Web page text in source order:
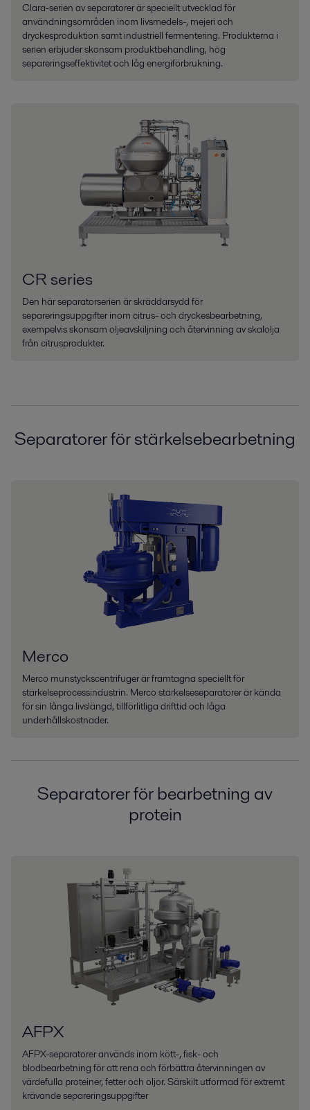
Clara-serien av separatorer är speciellt utvecklad för
användningsområden inom livsmedels-, mejeri och
dryckesproduktion samt industriell fermentering. Produkterna i
serien erbjuder skonsam produktbehandling, hög
separeringseffektivitet och låg energiförbrukning.
CR series
Den här separatorserien är skräddarsydd för
separeringsuppgifter inom citrus- och dryckesbearbetning,
exempelvis skonsam oljeavskiljning och återvinning av skalolja
från citrusprodukter.
Separatorer för stärkelsebearbetning
Merco
Merco munstyckscentrifuger är framtagna speciellt för
stärkelseprocessindustrin. Merco stärkelseseparatorer är kända
för sin långa livslängd, tillförlitliga drifttid och låga
underhållskostnader.
Separatorer för bearbetning av
protein
AFPX
AFPX-separatorer används inom kött-, fisk- och
blodbearbetning för att rena och förbättra återvinningen av
värdefulla proteiner, fetter och oljor. Särskilt utformad för extremt
krävande separeringsuppgifter